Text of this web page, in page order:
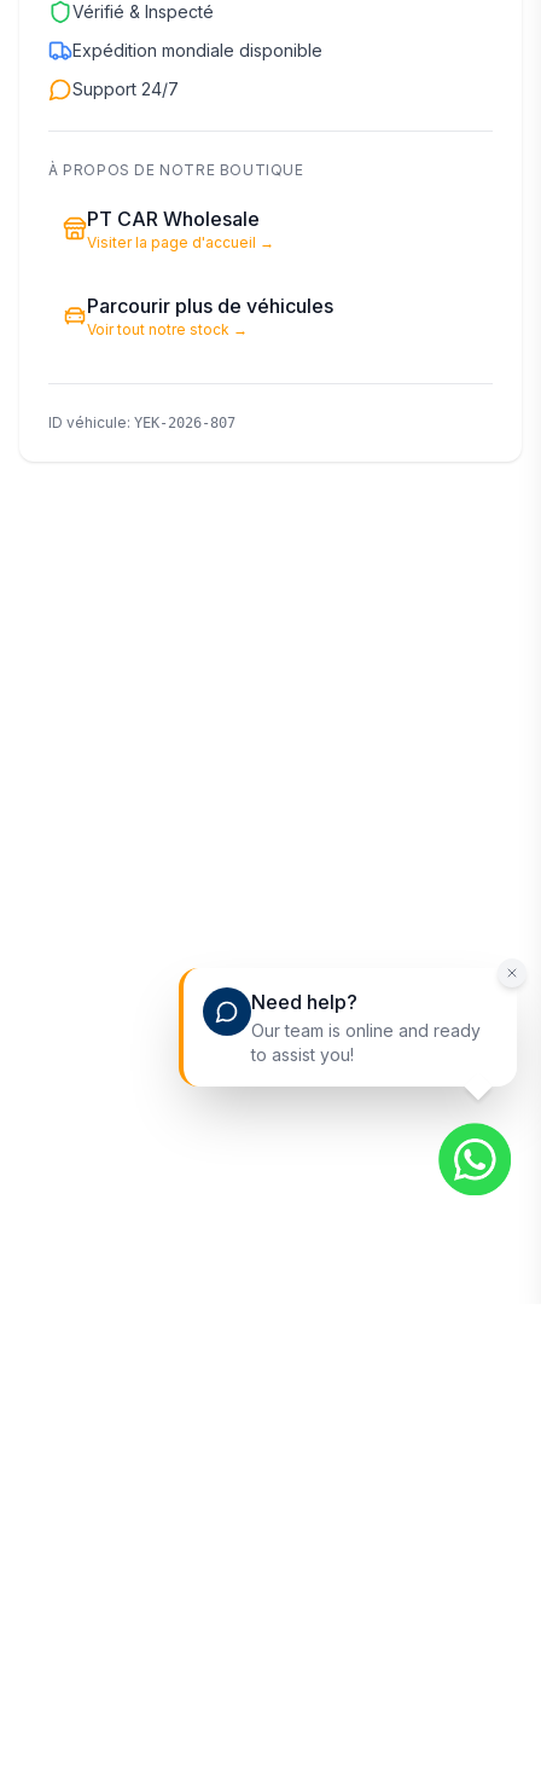
Vérifié & Inspecté
Expédition mondiale disponible
Support 24/7
À PROPOS DE NOTRE BOUTIQUE
PT CAR Wholesale
Visiter la page d'accueil →
Parcourir plus de véhicules
Voir tout notre stock →
ID véhicule: YEK-2026-807
Need help?
Our team is online and ready
to assist you!